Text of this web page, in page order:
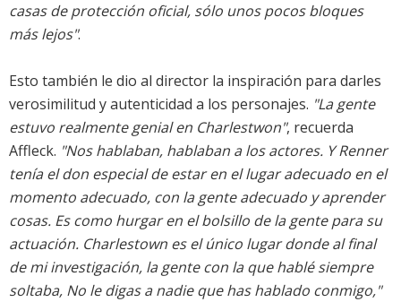
casas de protección oficial, sólo unos pocos bloques
más lejos".
Esto también le dio al director la inspiración para darles
verosimilitud y autenticidad a los personajes. "La gente
estuvo realmente genial en Charlestwon", recuerda
Affleck. "Nos hablaban, hablaban a los actores. Y Renner
tenía el don especial de estar en el lugar adecuado en el
momento adecuado, con la gente adecuado y aprender
cosas. Es como hurgar en el bolsillo de la gente para su
actuación. Charlestown es el único lugar donde al final
de mi investigación, la gente con la que hablé siempre
soltaba, No le digas a nadie que has hablado conmigo,"